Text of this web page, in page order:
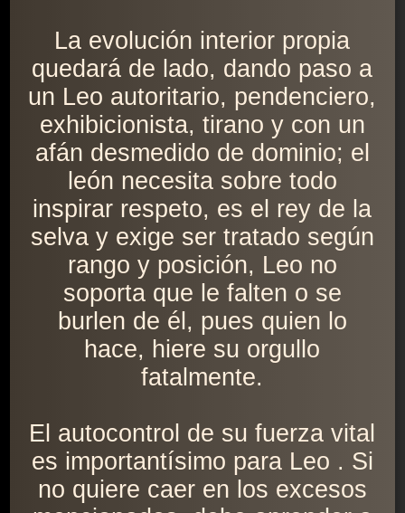
La evolución interior propia
quedará de lado, dando paso a
un Leo autoritario, pendenciero,
exhibicionista, tirano y con un
afán desmedido de dominio; el
león necesita sobre todo
inspirar respeto, es el rey de la
selva y exige ser tratado según
rango y posición, Leo no
soporta que le falten o se
burlen de él, pues quien lo
hace, hiere su orgullo
fatalmente.
El autocontrol de su fuerza vital
es importantísimo para Leo . Si
no quiere caer en los excesos